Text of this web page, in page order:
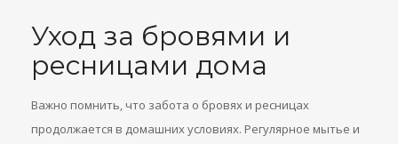
Уход за бровями и
ресницами дома
Важно помнить, что забота о бровях и ресницах
продолжается в домашних условиях. Регулярное мытье и